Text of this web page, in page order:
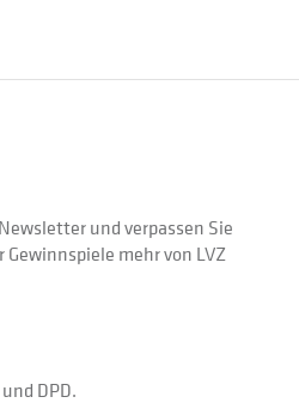
und verpassen Sie
mehr von LVZ
DPD.